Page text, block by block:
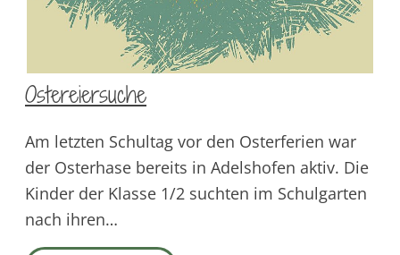
Ostereiersuche
Am letzten Schultag vor den Osterferien war
der Osterhase bereits in Adelshofen aktiv. Die
Kinder der Klasse 1/2 suchten im Schulgarten
nach ihren…